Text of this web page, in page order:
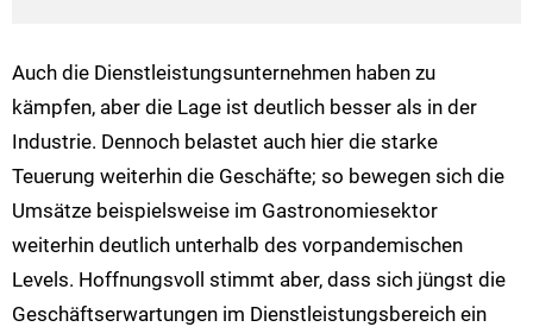
Auch die Dienstleistungsunternehmen haben zu
kämpfen, aber die Lage ist deutlich besser als in der
Industrie. Dennoch belastet auch hier die starke
Teuerung weiterhin die Geschäfte; so bewegen sich die
Umsätze beispielsweise im Gastronomiesektor
weiterhin deutlich unterhalb des vorpandemischen
Levels. Hoffnungsvoll stimmt aber, dass sich jüngst die
Geschäftserwartungen im Dienstleistungsbereich ein